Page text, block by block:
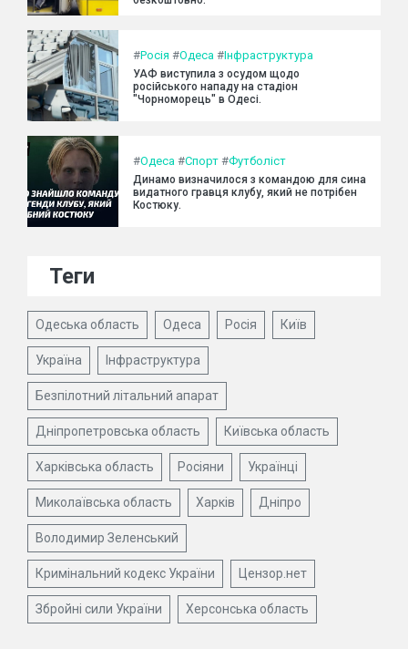
#Росія #Одеса #Інфраструктура
УАФ виступила з осудом щодо
російського нападу на стадіон
"Чорноморець" в Одесі.
#Одеса #Спорт #Футболіст
Динамо визначилося з командою для сина
видатного гравця клубу, який не потрібен
Костюку.
Теги
Одеська область Одеса Росія Київ
Україна Інфраструктура
Безпілотний літальний апарат
Дніпропетровська область Київська область
Харківська область Росіяни Українці
Миколаївська область Харків Дніпро
Володимир Зеленський
Кримінальний кодекс України Цензор.нет
Збройні сили України Херсонська область